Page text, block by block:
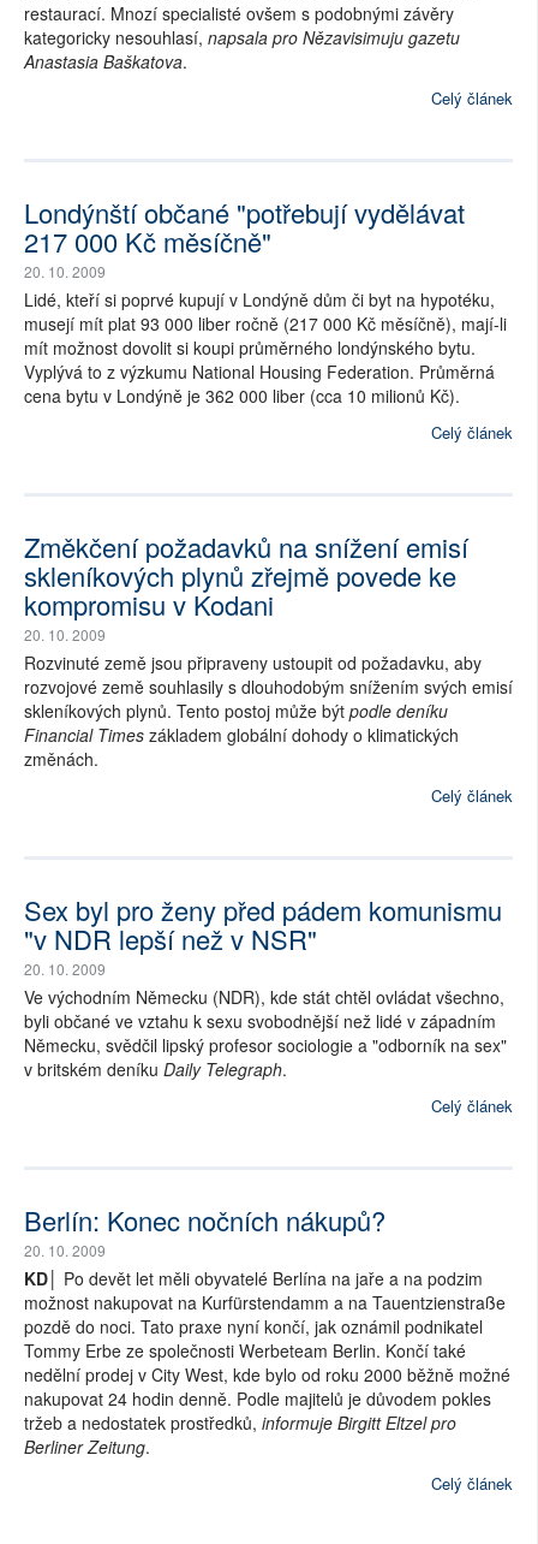
restaurací. Mnozí specialisté ovšem s podobnými závěry
kategoricky nesouhlasí, napsala pro Nězavisimuju gazetu
Anastasia Baškatova.
Celý článek
Londýnští občané "potřebují vydělávat
217 000 Kč měsíčně"
20. 10. 2009
Lidé, kteří si poprvé kupují v Londýně dům či byt na hypotéku,
musejí mít plat 93 000 liber ročně (217 000 Kč měsíčně), mají-li
mít možnost dovolit si koupi průměrného londýnského bytu.
Vyplývá to z výzkumu National Housing Federation. Průměrná
cena bytu v Londýně je 362 000 liber (cca 10 milionů Kč).
Celý článek
Změkčení požadavků na snížení emisí
skleníkových plynů zřejmě povede ke
kompromisu v Kodani
20. 10. 2009
Rozvinuté země jsou připraveny ustoupit od požadavku, aby
rozvojové země souhlasily s dlouhodobým snížením svých emisí
skleníkových plynů. Tento postoj může být podle deníku
Financial Times základem globální dohody o klimatických
změnách.
Celý článek
Sex byl pro ženy před pádem komunismu
"v NDR lepší než v NSR"
20. 10. 2009
Ve východním Německu (NDR), kde stát chtěl ovládat všechno,
byli občané ve vztahu k sexu svobodnější než lidé v západním
Německu, svědčil lipský profesor sociologie a "odborník na sex"
v britském deníku Daily Telegraph.
Celý článek
Berlín: Konec nočních nákupů?
20. 10. 2009
KD│
Po devět let měli obyvatelé Berlína na jaře a na podzim
možnost nakupovat na Kurfürstendamm a na Tauentzienstraße
pozdě do noci. Tato praxe nyní končí, jak oznámil podnikatel
Tommy Erbe ze společnosti Werbeteam Berlin. Končí také
nedělní prodej v City West, kde bylo od roku 2000 běžně možné
nakupovat 24 hodin denně. Podle majitelů je důvodem pokles
tržeb a nedostatek prostředků, informuje Birgitt Eltzel pro
Berliner Zeitung.
Celý článek